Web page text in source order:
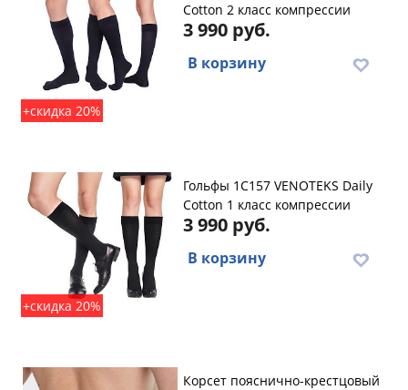
+скидка 20%
Cotton 2 класс компрессии
3 990 руб.
В корзину
+скидка 20%
Гольфы 1C157 VENOTEKS Daily
Cotton 1 класс компрессии
3 990 руб.
В корзину
Корсет пояснично-крестцовый